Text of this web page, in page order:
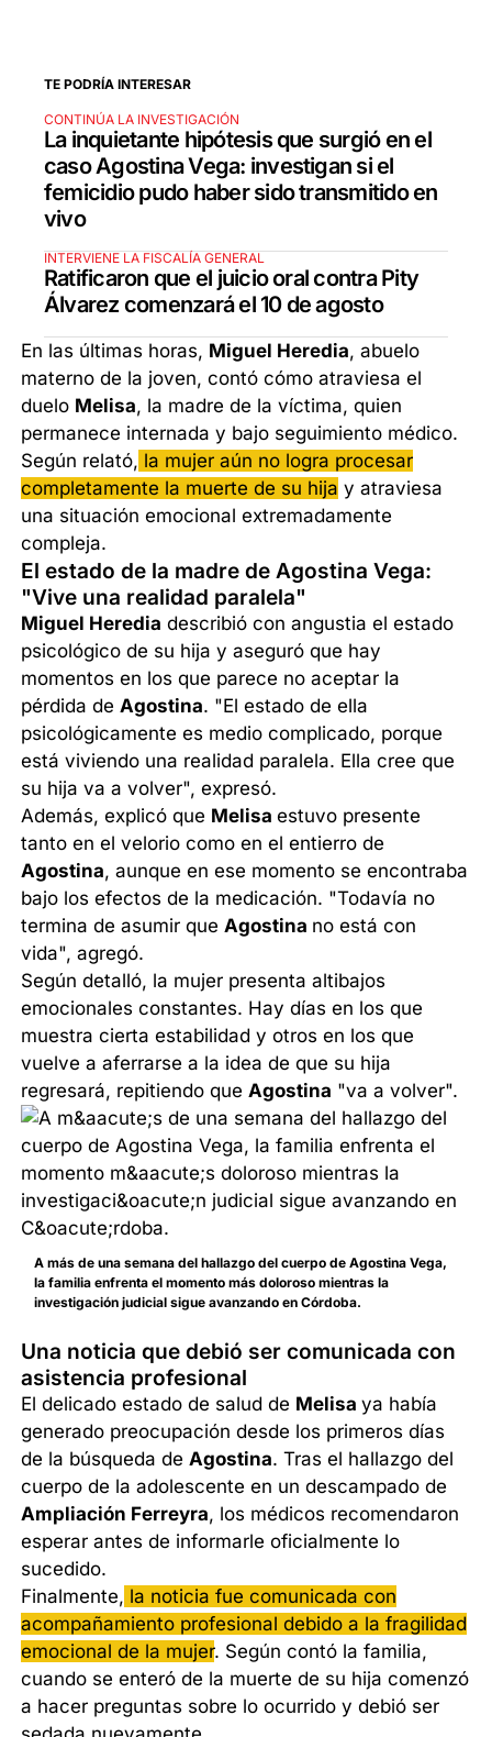
TE PODRÍA INTERESAR
CONTINÚA LA INVESTIGACIÓN
La inquietante hipótesis que surgió en el
caso Agostina Vega: investigan si el
femicidio pudo haber sido transmitido en
vivo
INTERVIENE LA FISCALÍA GENERAL
Ratificaron que el juicio oral contra Pity
Álvarez comenzará el 10 de agosto
En las últimas horas, Miguel Heredia, abuelo
materno de la joven, contó cómo atraviesa el
duelo Melisa, la madre de la víctima, quien
permanece internada y bajo seguimiento médico.
Según relató, la mujer aún no logra procesar
completamente la muerte de su hija y atraviesa
una situación emocional extremadamente
compleja.
El estado de la madre de Agostina Vega:
"Vive una realidad paralela"
Miguel Heredia describió con angustia el estado
psicológico de su hija y aseguró que hay
momentos en los que parece no aceptar la
pérdida deAgostina. "El estado de ella
psicológicamente es medio complicado, porque
está viviendo una realidad paralela. Ella cree que
su hija va a volver", expresó.
Además, explicó que Melisaestuvo presente
tanto en el velorio como en el entierro de
Agostina, aunque en ese momento se encontraba
bajo los efectos de la medicación. "Todavía no
termina de asumir queAgostina no está con
vida", agregó.
Según detalló, la mujer presenta altibajos
emocionales constantes. Hay días en los que
muestra cierta estabilidad y otros en los que
vuelve a aferrarse a la idea de que su hija
regresará, repitiendo queAgostina "va a volver".
A más de una semana del hallazgo del cuerpo de Agostina Vega,
la familia enfrenta el momento más doloroso mientras la
investigación judicial sigue avanzando en Córdoba.
Una noticia que debió ser comunicada con
asistencia profesional
El delicado estado de salud de Melisaya había
generado preocupación desde los primeros días
de la búsqueda deAgostina. Tras el hallazgo del
cuerpo de la adolescente en un descampado de
Ampliación Ferreyra, los médicos recomendaron
esperar antes de informarle oficialmente lo
sucedido.
Finalmente, la noticia fue comunicada con
acompañamiento profesional debido a la fragilidad
emocional de la mujer. Según contó la familia,
cuando se enteró de la muerte de su hija comenzó
a hacer preguntas sobre lo ocurrido y debió ser